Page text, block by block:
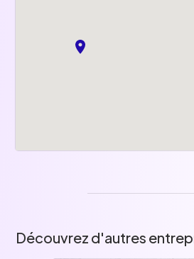
Découvrez d'autres